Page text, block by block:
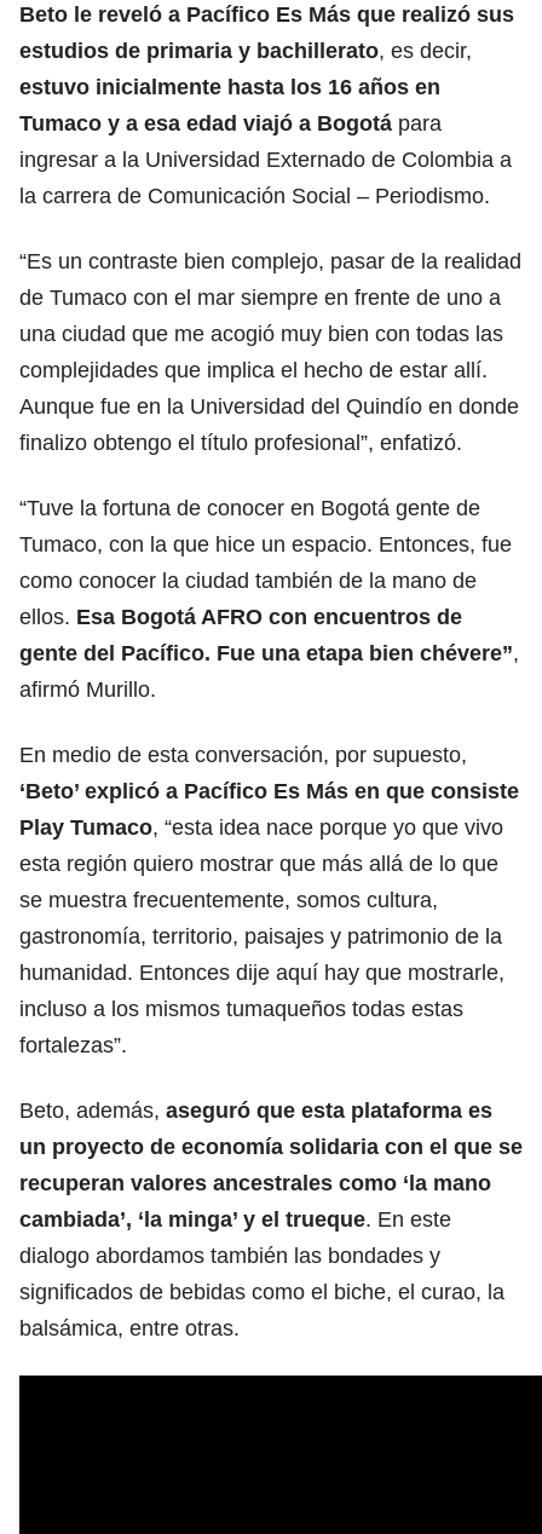
Beto le reveló a Pacífico Es Más que realizó sus
estudios de primaria y bachillerato, es decir,
estuvo inicialmente hasta los 16 años en
Tumaco y a esa edad viajó a Bogotá para
ingresar a la Universidad Externado de Colombia a
la carrera de Comunicación Social – Periodismo.
“Es un contraste bien complejo, pasar de la realidad
de Tumaco con el mar siempre en frente de uno a
una ciudad que me acogió muy bien con todas las
complejidades que implica el hecho de estar allí.
Aunque fue en la Universidad del Quindío en donde
finalizo obtengo el título profesional”, enfatizó.
“Tuve la fortuna de conocer en Bogotá gente de
Tumaco, con la que hice un espacio. Entonces, fue
como conocer la ciudad también de la mano de
ellos. Esa Bogotá AFRO con encuentros de
gente del Pacífico. Fue una etapa bien chévere”,
afirmó Murillo.
En medio de esta conversación, por supuesto,
‘Beto’ explicó a Pacífico Es Más en que consiste
Play Tumaco, “esta idea nace porque yo que vivo
esta región quiero mostrar que más allá de lo que
se muestra frecuentemente, somos cultura,
gastronomía, territorio, paisajes y patrimonio de la
humanidad. Entonces dije aquí hay que mostrarle,
incluso a los mismos tumaqueños todas estas
fortalezas”.
Beto, además, aseguró que esta plataforma es
un proyecto de economía solidaria con el que se
recuperan valores ancestrales como ‘la mano
cambiada’, ‘la minga’ y el trueque. En este
dialogo abordamos también las bondades y
significados de bebidas como el biche, el curao, la
balsámica, entre otras.